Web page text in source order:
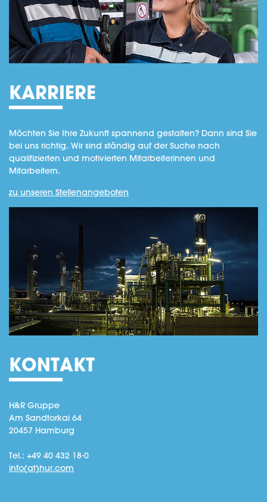
KARRIERE
Möchten Sie Ihre Zukunft spannend gestalten? Dann sind Sie
bei uns richtig. Wir sind ständig auf der Suche nach
qualifizierten und motivierten Mitarbeiterinnen und
Mitarbeitern.
zu unseren Stellenangeboten
KONTAKT
H&R Gruppe
Am Sandtorkai 64
20457 Hamburg
Tel.: +49 40 432 18-0
info(at)hur.com